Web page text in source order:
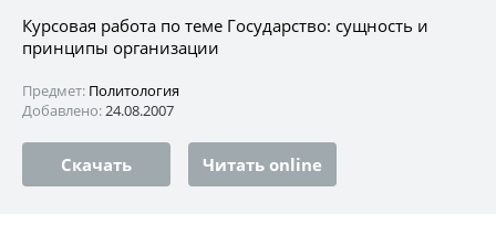
Курсовая работа по теме Государство: сущность и
принципы организации
Предмет: Политология
Добавлено:24.08.2007
Скачать Читать online